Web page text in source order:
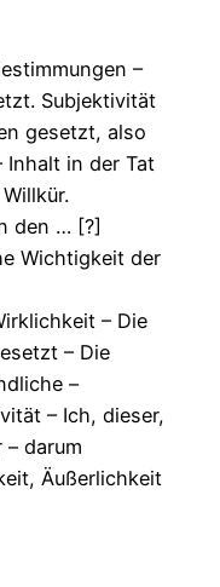
–
Subjektivität
gesetzt, also
Inhalt in der Tat
den … [?]
Wichtigkeit der
– Die
– Die
–
– Ich, dieser,
darum
Äußerlichkeit